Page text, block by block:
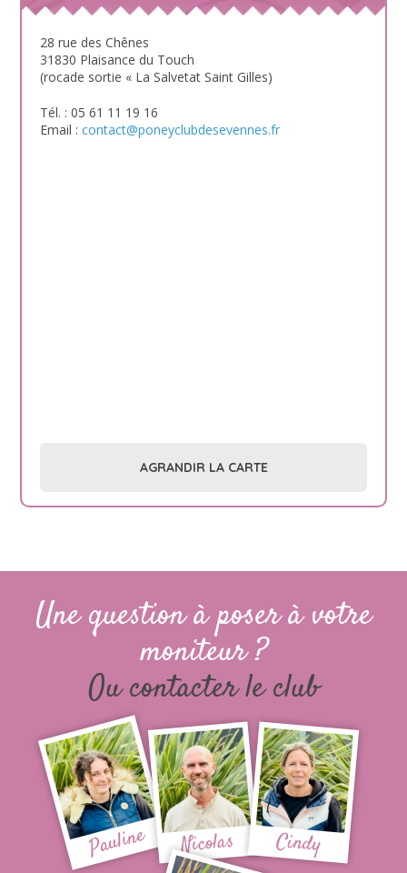
28 rue des Chênes
31830 Plaisance du Touch
(rocade sortie « La Salvetat Saint Gilles)
Tél. : 05 61 11 19 16
Email :contact@poneyclubdesevennes.fr
AGRANDIR LA CARTE
Une question à poser à votre
moniteur ?
Ou contacter le club
Pauline Nicolas Cindy